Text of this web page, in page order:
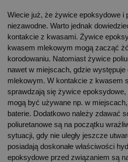
Wiecie już, że żywice epoksydowe i
niezawodne. Warto jednak
kontakcie z kwasami. Żywice
kwasem mlekowym mogą zacząć
korodowaniu. Natomiast żywice
nawet w miejscach, gdzie
mlekowym. W kontakcie z kwasem
sprawdzają się żywice
mogą być używane np. w
baterie. Dodatkowo należy zdawać
poliuretanowe są na początku
sytuacji, gdy nie uległy jeszcze
posiadają doskonałe właściwości
epoksydowe przed związaniem są